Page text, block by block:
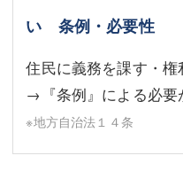
い 条例・必要性
住民に義務を課す・
→『条例』による必要
※地方自治法１４条